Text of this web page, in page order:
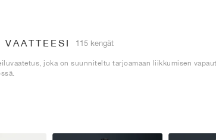
115 kengät
joka on suunniteltu tarjoamaan liikkumisen